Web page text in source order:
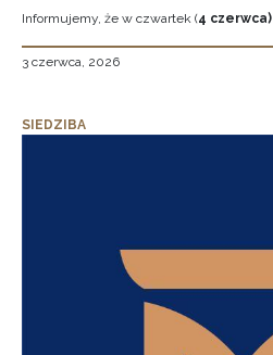
Informujemy, że w czwartek (4 czerwca)
3 czerwca, 2026
SIEDZIBA